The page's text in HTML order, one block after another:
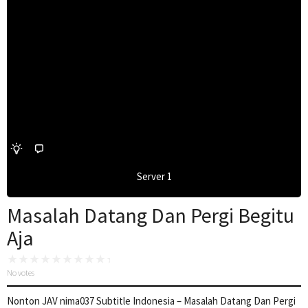
Server 1
Masalah Datang Dan Pergi Begitu
Aja
No votes
Nonton JAV nima037 Subtitle Indonesia – Masalah Datang Dan Pergi